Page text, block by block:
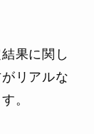
果に関し
リアルな
。